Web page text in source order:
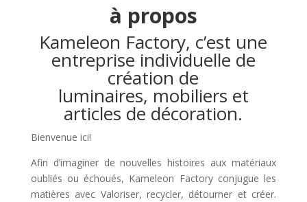
à propos
Kameleon Factory, c’est une
entreprise individuelle de
création de
luminaires, mobiliers et
articles de décoration.
Bienvenue ici!
Afin d’imaginer de nouvelles histoires aux matériaux
oubliés ou échoués, Kameleon Factory conjugue les
matières avec Valoriser, recycler, détourner et créer.